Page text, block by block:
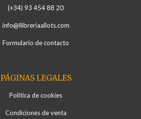
(+34) 93 454 88 20
info@llibreriaallots.com
Formulario de contacto
PÁGINAS LEGALES
Política de cookies
Condiciones de venta